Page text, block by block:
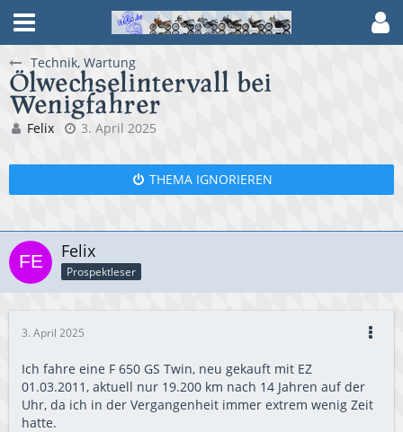
Technik, Wartung
Ölwechselintervall bei
Wenigfahrer
Felix 3. April 2025
THEMA IGNORIEREN
Felix
Prospektleser
3. April 2025
Ich fahre eine F 650 GS Twin, neu gekauft mit EZ
01.03.2011, aktuell nur 19.200 km nach 14 Jahren auf der
Uhr, da ich in der Vergangenheit immer extrem wenig Zeit
hatte.